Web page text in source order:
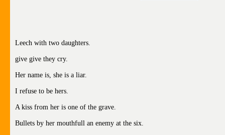
Leech with two daughters.
give give they cry.
Her name is, she is a liar.
I refuse to be hers.
A kiss from her is one of the grave.
Bullets by her mouthfull an enemy at the six.